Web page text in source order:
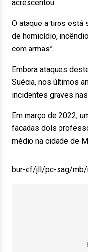
acrescentou.
O ataque a tiros está
de homicídio,
com armas”.
Embora ataques
Suécia, nos últimos
incidentes graves
Em março de 2022,
facadas dois
médio na cidade de
bur-ef/jll/pc-sag/mb/